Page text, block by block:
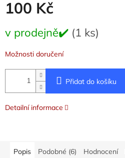
100 Kč
cena:
v prodejně✔️ (1 ks)
Možnosti doručení
Přidat do košíku
Detailní informace
Popis Podobné (6) Hodnocení